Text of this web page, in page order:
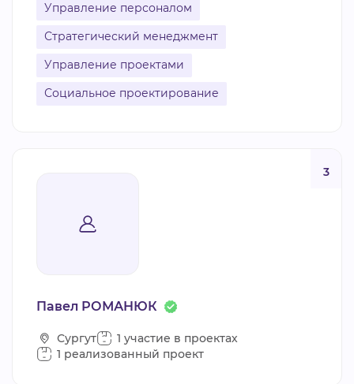
Управление персоналом
Стратегический менеджмент
Управление проектами
Социальное проектирование
3
Павел РОМАНЮК
Сургут
1 участие в проектах
1 реализованный проект